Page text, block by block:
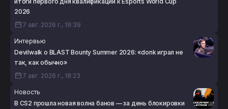
2026
7 авг. 2026 г., 19:39
Интервью
Devilwalk о BLAST Bounty Summer 2026: «donk играл не
так, как обычно»
7 авг. 2026 г., 18:23
Новость
В CS2 прошла новая волна банов — за день блокировки